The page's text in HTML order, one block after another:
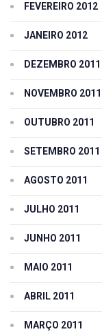
FEVEREIRO 2012
JANEIRO 2012
DEZEMBRO 2011
NOVEMBRO 2011
OUTUBRO 2011
SETEMBRO 2011
AGOSTO 2011
JULHO 2011
JUNHO 2011
MAIO 2011
ABRIL 2011
MARÇO 2011